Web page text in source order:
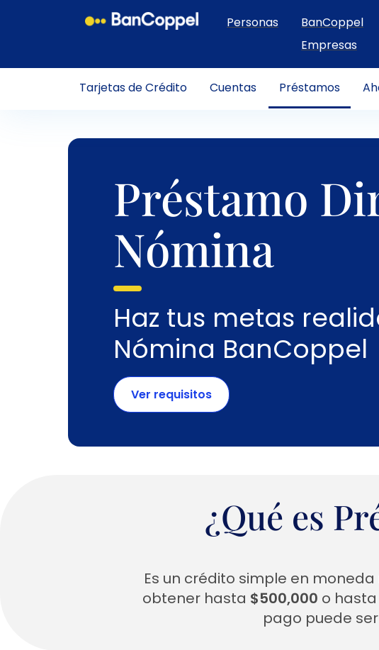
Personas
BanCoppel
Empresas
Tarjetas de Crédito Cuentas Préstamos
Préstamo
Nómina
Haz tus metas
Nómina BanCoppel
Ver requisitos
¿Qué es
Es un crédito simple en
obtener hasta $500,000 o
pago puede